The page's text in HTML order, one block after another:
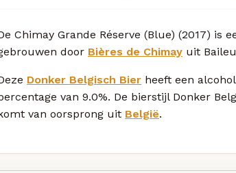
Chimay Grande Réserve (Blue) (2017) is
door Bières de Chimay uit
Donker Belgisch Bier heeft een alcohol
van 9.0%. De bierstijl Donker
van oorsprong uit België.